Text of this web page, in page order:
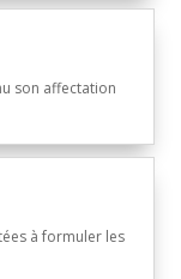
son affectation
à formuler les